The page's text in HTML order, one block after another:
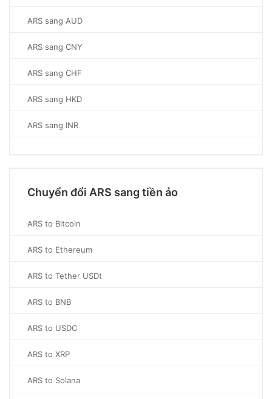
ARS sang AUD
ARS sang CNY
ARS sang CHF
ARS sang HKD
ARS sang INR
Chuyển đổi ARS sang tiền ảo
ARS to Bitcoin
ARS to Ethereum
ARS to Tether USDt
ARS to BNB
ARS to USDC
ARS to XRP
ARS to Solana